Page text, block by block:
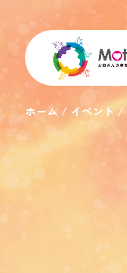
ホーム イベント